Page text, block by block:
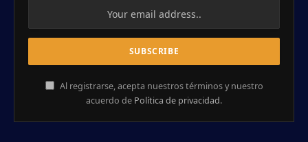
Al registrarse, acepta nuestros términos y nuestro
acuerdo de Política de privacidad.